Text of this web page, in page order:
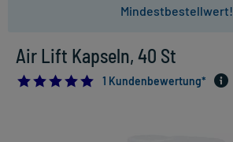
Mindestbestellwert!
Air Lift Kapseln, 40 St
5.01 Kundenbewertung*